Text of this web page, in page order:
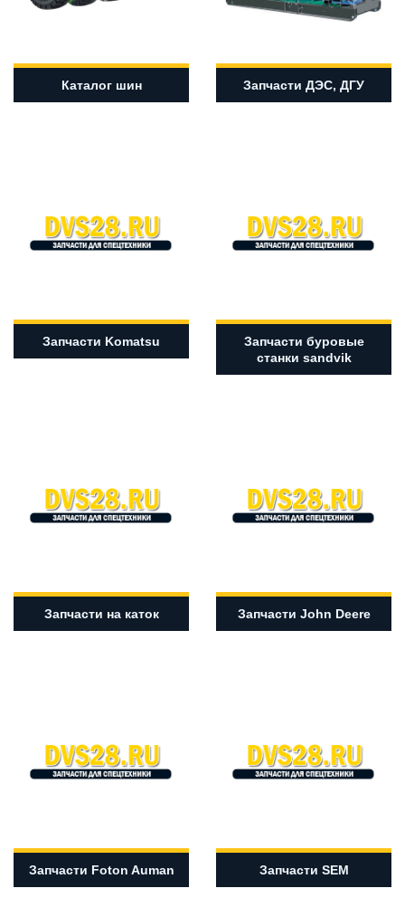
Каталог шин Запчасти ДЭС, ДГУ
Запчасти Komatsu
Запчасти буровые
станки sandvik
Запчасти на каток Запчасти John Deere
Запчасти Foton Auman Запчасти SEM